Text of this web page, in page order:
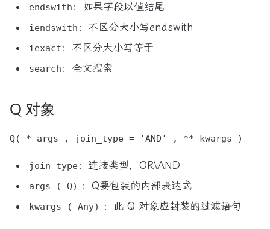
endswith ：如果字段以值结尾
iendswith ：不区分大小写endswith
iexact ：不区分大小写等于
search ：全文搜索
Q 对象
join_type：连接类型，OR\AND
args ( Q) ：Q要包装的内部表达式
kwargs ( Any) ：此 Q 对象应封装的过滤语句